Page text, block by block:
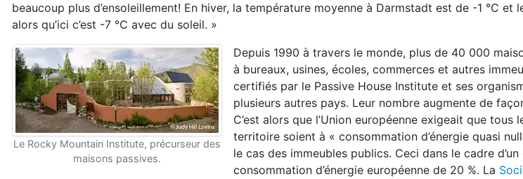
beaucoup plus d’ensoleillement! En hiver, la température moyenne à Darmstadt est de -1 °C
alors qu’ici c’est -7 °C avec du soleil. »
Le Rocky Mountain Institute, précurseur des
maisons passives.
Depuis 1990 à travers le monde, plus de 40 000
à bureaux, usines, écoles, commerces et autres
certifiés par le Passive House Institute et ses
plusieurs autres pays. Leur nombre augmente de
C’est alors que l’Union européenne exigeait que tous
territoire soient à « consommation d’énergie quasi
le cas des immeubles publics. Ceci dans le cadre
consommation d’énergie européenne de 20 %. La